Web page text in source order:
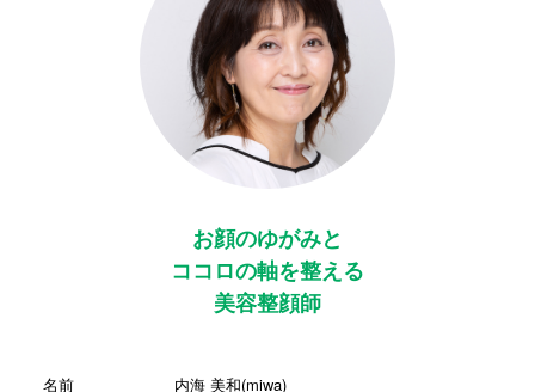
お顔のゆがみと
ココロの軸を整える
美容整顔師
名前 内海 美和(miwa)